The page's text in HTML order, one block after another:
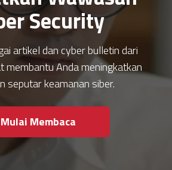
Security
artikel dan cyber bulletin dari
membantu Anda meningkatkan
seputar keamanan siber.
Mulai Membaca